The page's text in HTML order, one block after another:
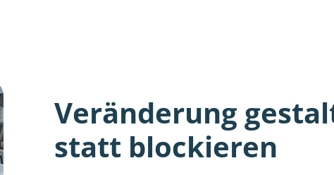
Veränderung
statt blockieren